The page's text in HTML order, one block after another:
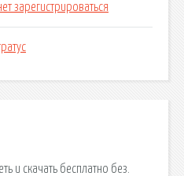
зарегистрироваться
и скачать бесплатно без.